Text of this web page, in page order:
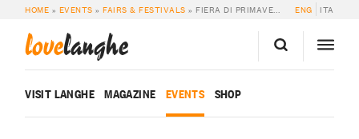
HOME » EVENTS »FAIRS & FESTIVALS » FIERA DI PRIMAVERA ENG ITA
lovelanghe
VISIT LANGHE MAGAZINE EVENTS SHOP